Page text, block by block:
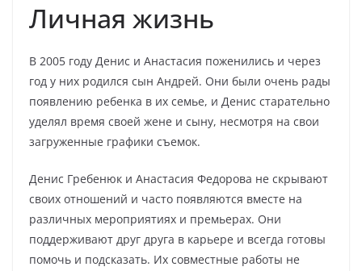
Личная жизнь
В 2005 году Денис и Анастасия поженились и через
год у них родился сын Андрей. Они были очень рады
появлению ребенка в их семье, и Денис старательно
уделял время своей жене и сыну, несмотря на свои
загруженные графики съемок.
Денис Гребенюк и Анастасия Федорова не скрывают
своих отношений и часто появляются вместе на
различных мероприятиях и премьерах. Они
поддерживают друг друга в карьере и всегда готовы
помочь и подсказать. Их совместные работы не